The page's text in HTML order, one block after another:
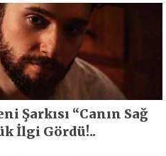
Şarkısı “Canın Sağ
İlgi Gördü!..